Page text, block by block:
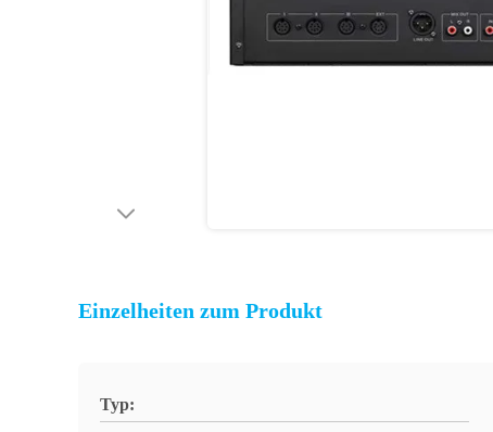
Einzelheiten zum Produkt
Typ: